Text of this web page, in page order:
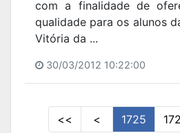
com a finalidade de
qualidade para os alunos
Vitória da ...
30/03/2012 10:22:00
<< < 1725